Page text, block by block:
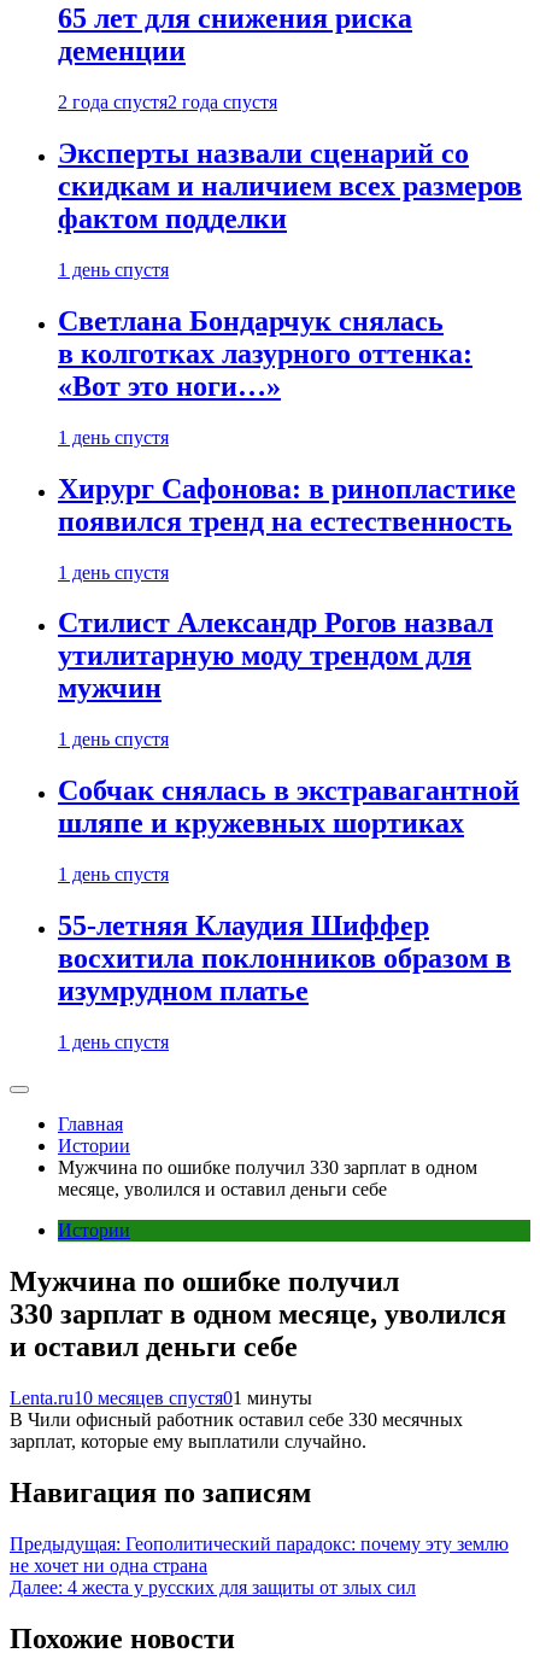
65 лет для снижения риска
деменции
2 года спустя2 года спустя
Эксперты назвали сценарий со
скидкам и наличием всех размеров
фактом подделки
1 день спустя
Светлана Бондарчук снялась
в колготках лазурного оттенка:
«Вот это ноги…»
1 день спустя
Хирург Сафонова: в ринопластике
появился тренд на естественность
1 день спустя
Стилист Александр Рогов назвал
утилитарную моду трендом для
мужчин
1 день спустя
Собчак снялась в экстравагантной
шляпе и кружевных шортиках
1 день спустя
55-летняя Клаудия Шиффер
восхитила поклонников образом в
изумрудном платье
1 день спустя
Главная
Истории
Мужчина по ошибке получил 330 зарплат в одном
месяце, уволился и оставил деньги себе
Истории
Мужчина по ошибке получил
330 зарплат в одном месяце, уволился
и оставил деньги себе
Lenta.ru10 месяцев спустя01 минуты
В Чили офисный работник оставил себе 330 месячных
зарплат, которые ему выплатили случайно.
Навигация по записям
Предыдущая: Геополитический парадокс: почему эту землю
не хочет ни одна страна
Далее: 4 жеста у русских для защиты от злых сил
Похожие новости